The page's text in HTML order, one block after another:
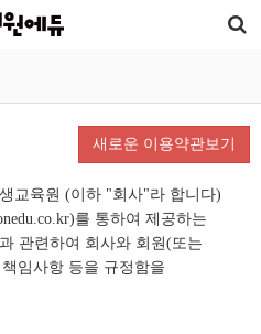
새로운 이용약관보기
교육원 (이하 "회사"라 합니다)
를 통하여 제공하는
관련하여 회사와 회원(또는
임사항 등을 규정함을